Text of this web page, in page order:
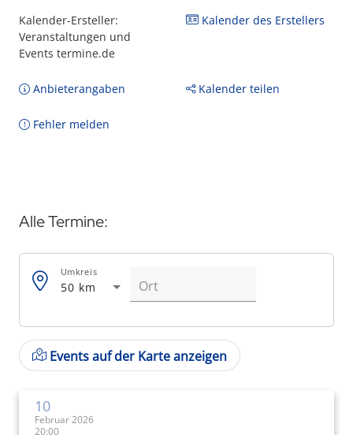
Kalender-Ersteller:
Veranstaltungen und
Events termine.de
Kalender des Erstellers
Anbieterangaben Kalender teilen
Fehler melden
Alle Termine:
50 km
Umkreis
Events auf der Karte anzeigen
10
Februar 2026
20:00